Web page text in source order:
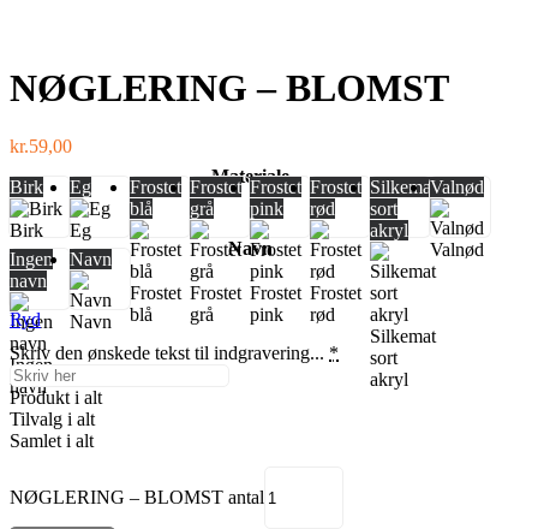
NØGLERING – BLOMST
kr.59,00
Materiale
Birk
Birk
Eg
Eg
Frostet
blå
Frostet
blå
Frostet
grå
Frostet
grå
Frostet
pink
Frostet
pink
Frostet
rød
Frostet
rød
Silkemat
sort
akryl
Silkemat
sort
akryl
Valnød
Valnød
Navn
Ingen
navn
Ingen
navn
Navn
Navn
Ryd
Skriv den ønskede tekst til indgravering... *
Produkt i alt
Tilvalg i alt
Samlet i alt
NØGLERING – BLOMST antal